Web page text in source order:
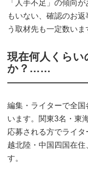
「人手不足」の傾向
もいない、確認のお
う取材先も一定数いま
現在何人くら
か？……
編集・ライターで全
います。関東3名・東
応募される方でライ
越北陸・中国四国在
す。